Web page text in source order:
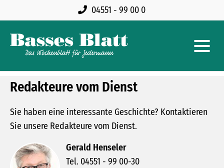
04551 - 99 00 0
Redakteure vom Dienst
Sie haben eine interessante Geschichte? Kontaktieren
Sie unsere Redakteure vom Dienst.
Gerald Henseler
Tel. 04551 - 99 00-30